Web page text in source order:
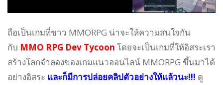
ถือเป็นเกมที่ชาว MMORPG น่าจะให้ความสนใจกัน
กับ MMO RPG Dev Tycoon โดยจะเป็นเกมที่ให้อิสระเรา
สร้างโลกจำลองของเกมแนวออนไลน์ MMORPG ขึ้นมาได้
อย่างอิสระ และก็มีการปล่อยคลิปตัวอย่างให้แล้วนะ!!! ดู